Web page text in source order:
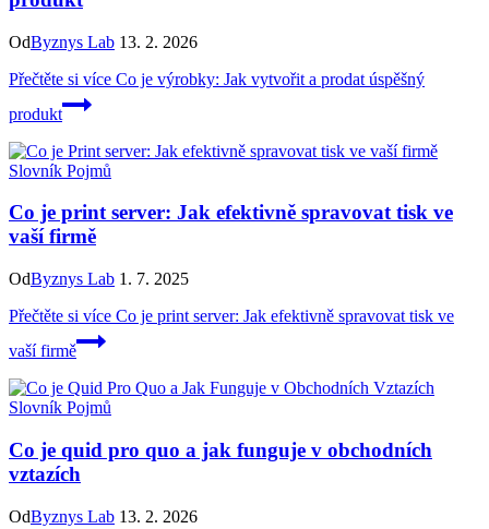
OdByznys Lab 13. 2. 2026
Přečtěte si více Co je výrobky: Jak vytvořit a prodat úspěšný
produkt
Slovník Pojmů
Co je print server: Jak efektivně spravovat tisk ve
vaší firmě
OdByznys Lab 1. 7. 2025
Přečtěte si více Co je print server: Jak efektivně spravovat tisk ve
vaší firmě
Slovník Pojmů
Co je quid pro quo a jak funguje v obchodních
vztazích
OdByznys Lab 13. 2. 2026